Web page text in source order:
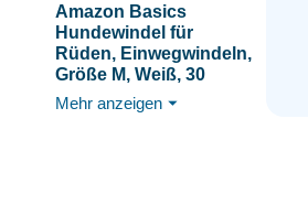
Amazon Basics
Hundewindel für
Rüden, Einwegwindeln,
Größe M, Weiß, 30
Stück
Mehr anzeigen ⏷